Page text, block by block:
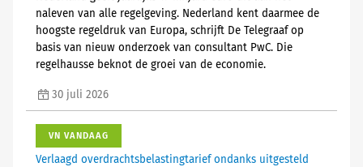
naleven van alle regelgeving. Nederland kent daarmee de
hoogste regeldruk van Europa, schrijft De Telegraaf op
basis van nieuw onderzoek van consultant PwC. Die
regelhausse beknot de groei van de economie.
30 juli 2026
VN VANDAAG
Verlaagd overdrachtsbelastingtarief ondanks uitgesteld